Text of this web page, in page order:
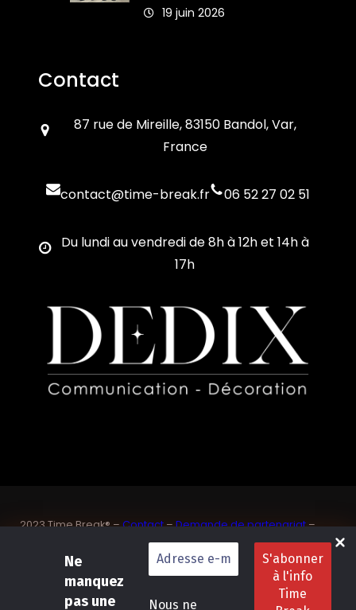
Ne
manquez
pas une
Nous ne
19 juin 2026
Contact
87 rue de Mireille, 83150 Bandol, Var,
France
contact@time-break.fr 06 52 27 02 51
Du lundi au vendredi de 8h à 12h et 14h à
17h
2023 Time Break® –Contact–Demande de partenariat–
Sponsoriser un joueur de padel français
SASU Dedix Communication – 87 rue de Mireille – 83 150
Bandol – Var
Conditions